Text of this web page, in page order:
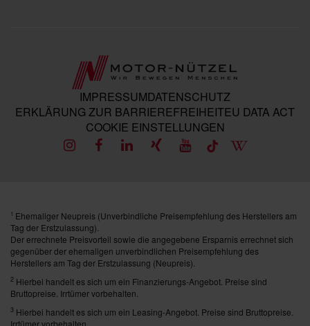
IMPRESSUMDATENSCHUTZ
ERKLÄRUNG ZUR BARRIEREFREIHEITEU DATA ACT
COOKIE EINSTELLUNGEN
1 Ehemaliger Neupreis (Unverbindliche Preisempfehlung des Herstellers am
Tag der Erstzulassung).
Der errechnete Preisvorteil sowie die angegebene Ersparnis errechnet sich
gegenüber der ehemaligen unverbindlichen Preisempfehlung des
Herstellers am Tag der Erstzulassung (Neupreis).
2 Hierbei handelt es sich um ein Finanzierungs-Angebot. Preise sind
Bruttopreise. Irrtümer vorbehalten.
3 Hierbei handelt es sich um ein Leasing-Angebot. Preise sind Bruttopreise.
Irrtümer vorbehalten.